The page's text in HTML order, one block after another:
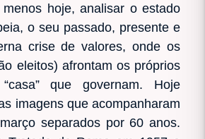
hoje, analisar o estado
o seu passado, presente e
crise de valores, onde os
eleitos) afrontam os próprios
que governam. Hoje
imagens que acompanharam
separados por 60 anos.